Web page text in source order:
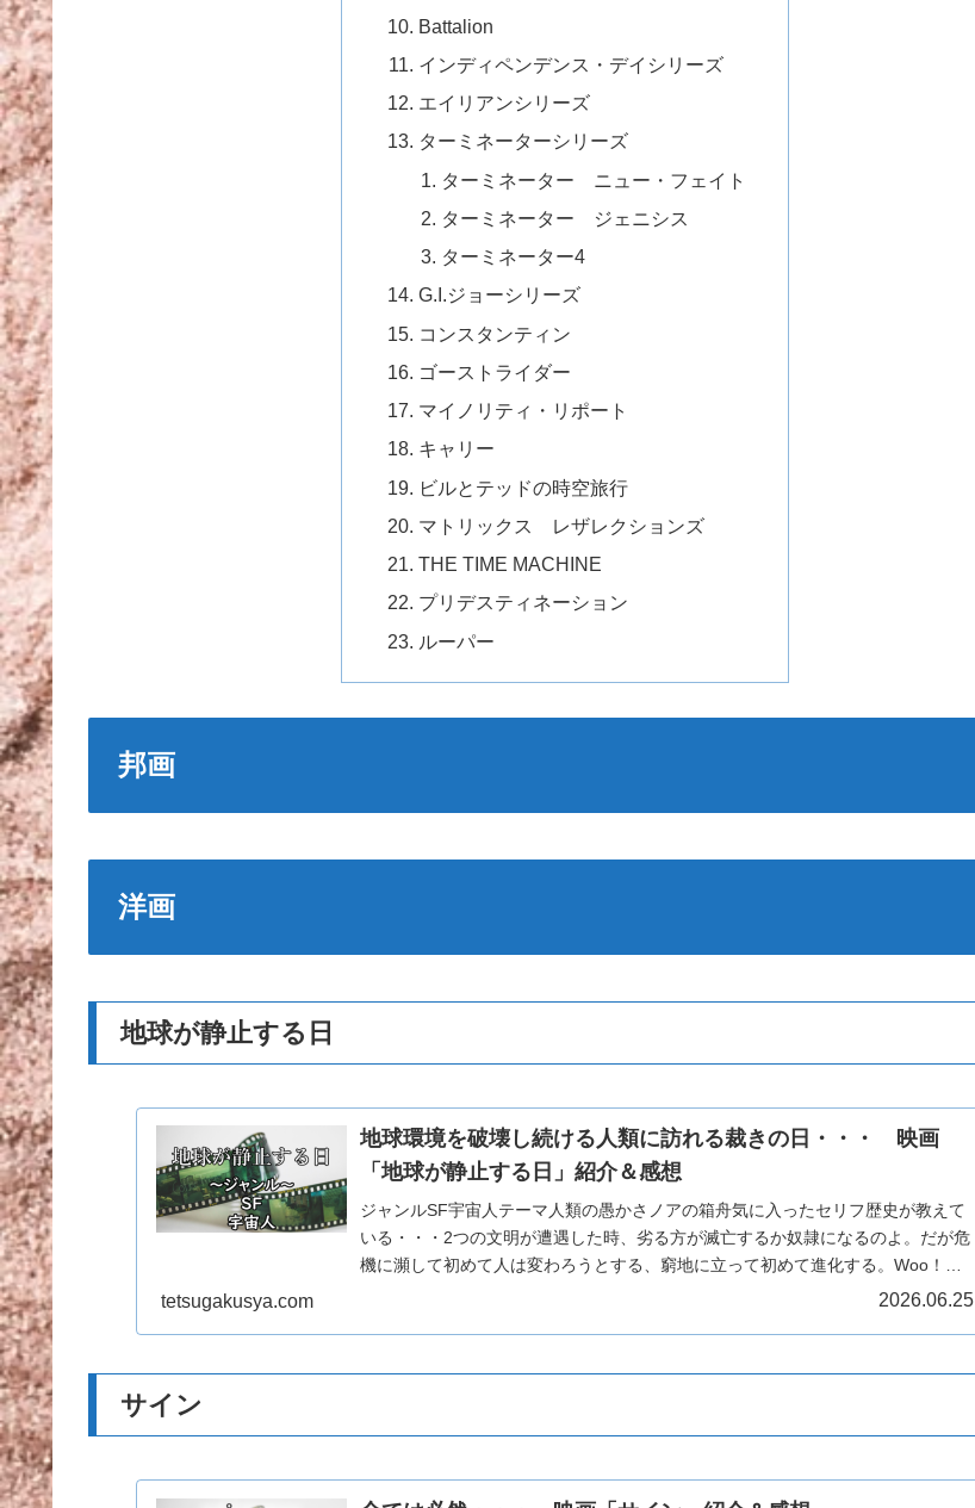
Battalion
インディペンデンス・デイシリーズ
エイリアンシリーズ
ターミネーターシリーズ
ターミネーター ニュー・フェイト
ターミネーター ジェニシス
ターミネーター4
G.I.ジョーシリーズ
コンスタンティン
ゴーストライダー
マイノリティ・リポート
キャリー
ビルとテッドの時空旅行
マトリックス レザレクションズ
THE TIME MACHINE
プリデスティネーション
ルーパー
邦画
洋画
地球が静止する日
地球環境を破壊し続ける人類に訪れる裁きの日・・・ 映画
「地球が静止する日」紹介＆感想
ジャンルSF宇宙人テーマ人類の愚かさノアの箱舟気に入ったセリフ歴史が教えて
いる・・・2つの文明が遭遇した時、劣る方が滅亡するか奴隷になるのよ。だが危
機に瀕して初めて人は変わろうとする、窮地に立って初めて進化する。Woo！
tetsugakusya.com 2026.06.25
サイン